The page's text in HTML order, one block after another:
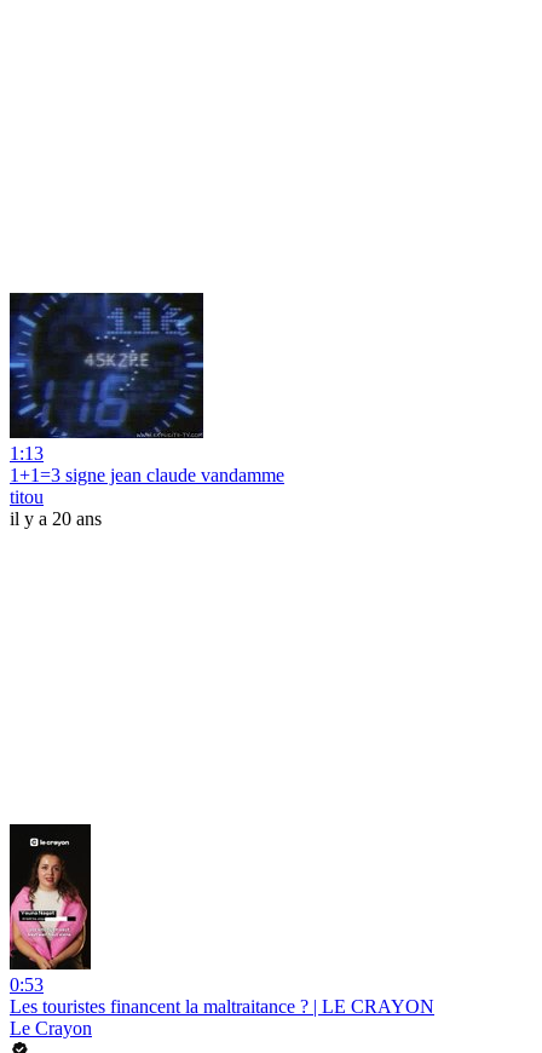
1:13
1+1=3 signe jean claude vandamme
titou
il y a 20 ans
0:53
Les touristes financent la maltraitance ? | LE CRAYON
Le Crayon